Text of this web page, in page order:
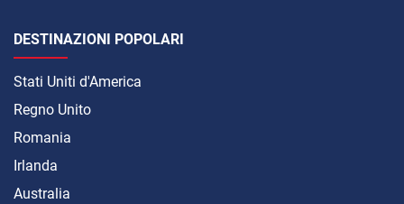
DESTINAZIONI POPOLARI
Stati Uniti d'America
Regno Unito
Romania
Irlanda
Australia